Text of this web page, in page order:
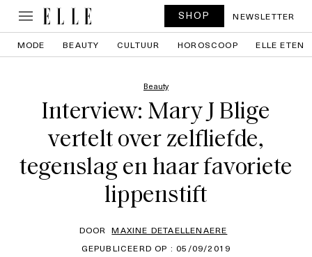
SHOP NEWSLETTER
MODE BEAUTY CULTUUR HOROSCOOP ELLE ETEN
Beauty
Interview: Mary J Blige
vertelt over zelfliefde,
tegenslag en haar favoriete
lippenstift
DOOR MAXINE DETAELLENAERE
GEPUBLICEERD OP : 05/09/2019